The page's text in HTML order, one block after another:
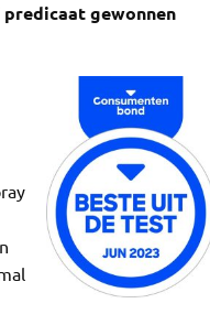
predicaat gewonnen